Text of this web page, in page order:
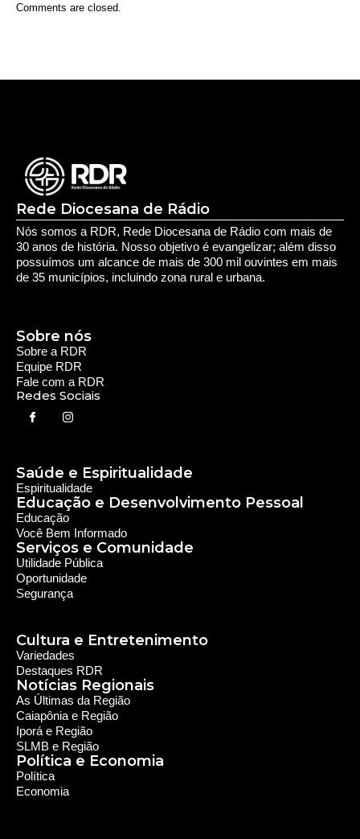
Comments are closed.
Rede Diocesana de Rádio
Nós somos a RDR, Rede Diocesana de Rádio com mais de
30 anos de história. Nosso objetivo é evangelizar; além disso
possuímos um alcance de mais de 300 mil ouvintes em mais
de 35 municípios, incluindo zona rural e urbana.
Sobre a RDR
Equipe RDR
Fale com a RDR
Redes Sociais
Sobre nós
Saúde e Espiritualidade
Espiritualidade
Educação e Desenvolvimento Pessoal
Educação
Você Bem Informado
Serviços e Comunidade
Utilidade Pública
Oportunidade
Segurança
Cultura e Entretenimento
Política e Economia
Notícias Regionais
Política
Economia
As Últimas da Região
Caiapônia e Região
Iporá e Região
SLMB e Região
Variedades
Destaques RDR